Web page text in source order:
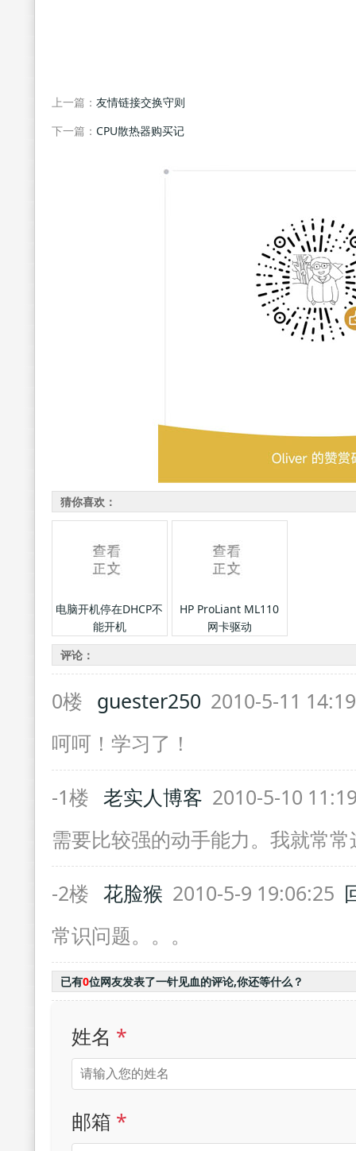
上一篇： 友情链接交换守则
下一篇： CPU散热器购买记
猜你喜欢：
电脑开机停在DHCP不
能开机
HP ProLiant ML110
网卡驱动
评论：
0楼 guester250 2010-5-11
呵呵！学习了！
-1楼 老实人博客 2010-5-10
需要比较强的动手能力。我就常常
-2楼 花脸猴 2010-5-9 19:06:25
常识问题。。。
已有0位网友发表了一针见血的评论,你还等什么？
姓名 *
邮箱 *